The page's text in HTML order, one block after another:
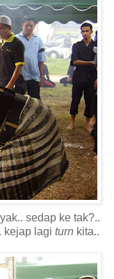
sedap ke tak?..
kejap lagi turn kita..